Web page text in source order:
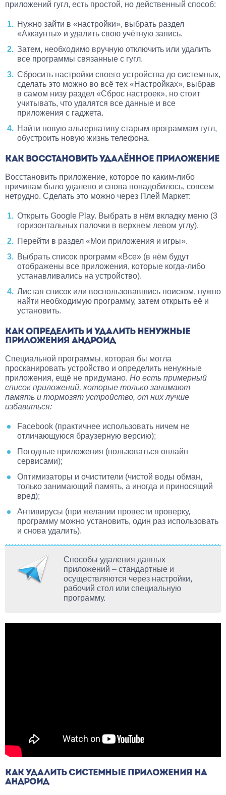
приложений гугл, есть простой, но действенный способ:
Нужно зайти в «настройки», выбрать раздел
«Аккаунты» и удалить свою учётную запись.
Затем, необходимо вручную отключить или удалить
все программы связанные с гугл.
Сбросить настройки своего устройства до системных,
сделать это можно во всё тех «Настройках», выбрав
в самом низу раздел «Сброс настроек», но стоит
учитывать, что удалятся все данные и все
приложения с гаджета.
Найти новую альтернативу старым программам гугл,
обустроить новую жизнь телефона.
КАК ВОССТАНОВИТЬ УДАЛЁННОЕ ПРИЛОЖЕНИЕ
Восстановить приложение, которое по каким-либо
причинам было удалено и снова понадобилось, совсем
нетрудно. Сделать это можно через Плей Маркет:
Открыть Google Play. Выбрать в нём вкладку меню (3
горизонтальных палочки в верхнем левом углу).
Перейти в раздел «Мои приложения и игры».
Выбрать список программ «Все» (в нём будут
отображены все приложения, которые когда-либо
устанавливались на устройство).
Листая список или воспользовавшись поиском, нужно
найти необходимую программу, затем открыть её и
установить.
КАК ОПРЕДЕЛИТЬ И УДАЛИТЬ НЕНУЖНЫЕ
ПРИЛОЖЕНИЯ АНДРОИД
Специальной программы, которая бы могла
просканировать устройство и определить ненужные
приложения, ещё не придумано. Но есть примерный
список приложений, которые только занимают
память и тормозят устройство, от них лучше
избавиться:
Facebook (практичнее использовать ничем не
отличающуюся браузерную версию);
Погодные приложения (пользоваться онлайн
сервисами);
Оптимизаторы и очистители (чистой воды обман,
только занимающий память, а иногда и приносящий
вред);
Антивирусы (при желании провести проверку,
программу можно установить, один раз использовать
и снова удалить).
Способы удаления данных
приложений – стандартные и
осуществляются через настройки,
рабочий стол или специальную
программу.
КАК УДАЛИТЬ СИСТЕМНЫЕ ПРИЛОЖЕНИЯ НА
АНДРОИД